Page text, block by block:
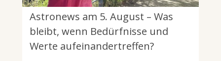
Astronews am 5. August – Was
bleibt, wenn Bedürfnisse und
Werte aufeinandertreffen?